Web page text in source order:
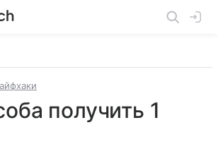
получить 1